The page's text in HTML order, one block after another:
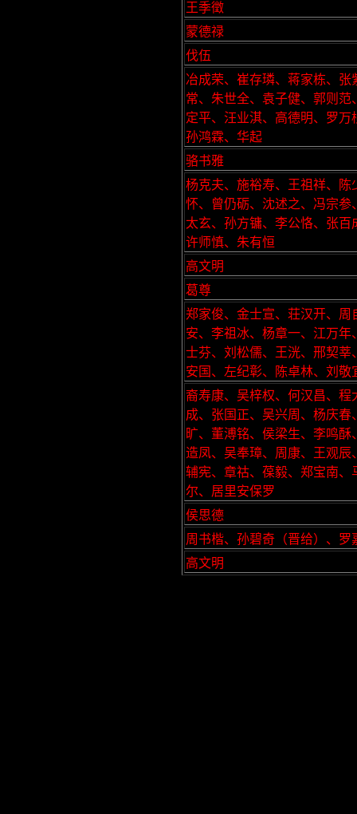
王季徵
蒙德禄
伐伍
冶成荣、崔存璘、蒋家栋、张
常、朱世全、袁子健、郭则范
定平、汪业淇、高德明、罗万
孙鸿霖、华起
骆书雅
杨克夫、施裕寿、王祖祥、陈
怀、曾仍砺、沈述之、冯宗参
太玄、孙方镛、李公恪、张百
许师慎、朱有恒
高文明
葛尊
郑家俊、金士宣、荘汉开、周
安、李祖冰、杨章一、江万年
士芬、刘松儒、王洸、邢契莘
安国、左纪彰、陈卓林、刘敬
裔寿康、吴梓权、何汉昌、程
成、张国正、吴兴周、杨庆春
旷、董溥铭、侯梁生、李鸣酥
造凤、吴奉璋、周康、王观辰
辅宪、章祜、葆毅、郑宝南、
尔、居里安保罗
侯思德
周书楷、孙碧奇（晋给）、罗
高文明